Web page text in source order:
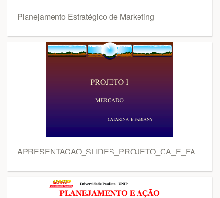
Planejamento Estratégico de Marketing
APRESENTACAO_SLIDES_PROJETO_CA_E_FA